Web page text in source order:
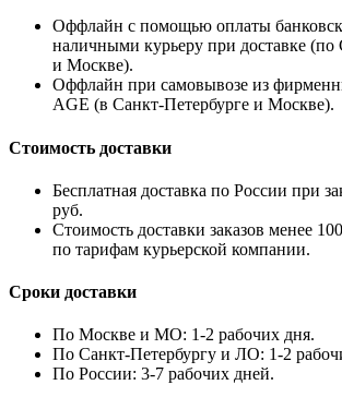
Оффлайн с помощью оплаты
наличными курьеру при доставке (по
и Москве).
Оффлайн при самовывозе из
AGE (в Санкт-Петербурге и Москве).
Стоимость доставки
Бесплатная доставка по России при
руб.
Стоимость доставки заказов менее
по тарифам курьерской компании.
Сроки доставки
По Москве и МО: 1-2 рабочих дня.
По Санкт-Петербургу и ЛО: 1-2
По России: 3-7 рабочих дней.